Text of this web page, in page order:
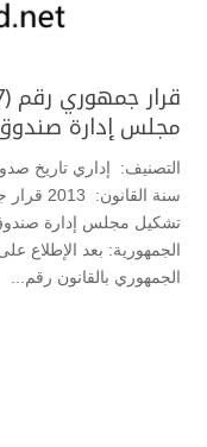
مجلس إدارة صندوق
تشكيل مجلس إدارة صندوق
الجمهورية: بعد الإطلاع
الجمهوري بالقانون رقم...